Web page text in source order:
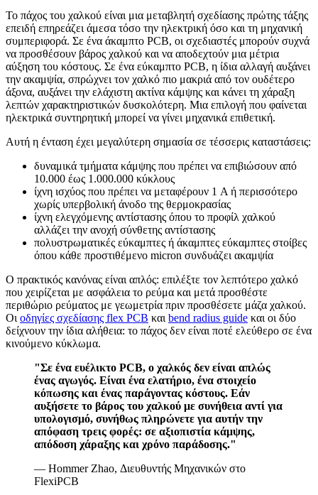
Το πάχος του χαλκού είναι μια μεταβλητή σχεδίασης πρώτης τάξης
επειδή επηρεάζει άμεσα τόσο την ηλεκτρική όσο και τη μηχανική
συμπεριφορά. Σε ένα άκαμπτο PCB, οι σχεδιαστές μπορούν συχνά
να προσθέσουν βάρος χαλκού και να αποδεχτούν μια μέτρια
αύξηση του κόστους. Σε ένα εύκαμπτο PCB, η ίδια αλλαγή αυξάνει
την ακαμψία, σπρώχνει τον χαλκό πιο μακριά από τον ουδέτερο
άξονα, αυξάνει την ελάχιστη ακτίνα κάμψης και κάνει τη χάραξη
λεπτών χαρακτηριστικών δυσκολότερη. Μια επιλογή που φαίνεται
ηλεκτρικά συντηρητική μπορεί να γίνει μηχανικά επιθετική.
Αυτή η ένταση έχει μεγαλύτερη σημασία σε τέσσερις καταστάσεις:
δυναμικά τμήματα κάμψης που πρέπει να επιβιώσουν από
10.000 έως 1.000.000 κύκλους
ίχνη ισχύος που πρέπει να μεταφέρουν 1 A ή περισσότερο
χωρίς υπερβολική άνοδο της θερμοκρασίας
ίχνη ελεγχόμενης αντίστασης όπου το προφίλ χαλκού
αλλάζει την ανοχή σύνθετης αντίστασης
πολυστρωματικές εύκαμπτες ή άκαμπτες εύκαμπτες στοίβες
όπου κάθε προστιθέμενο micron συνδυάζει ακαμψία
Ο πρακτικός κανόνας είναι απλός: επιλέξτε τον λεπτότερο χαλκό
που χειρίζεται με ασφάλεια το ρεύμα και μετά προσθέστε
περιθώριο ρεύματος με γεωμετρία πριν προσθέσετε μάζα χαλκού.
Οι οδηγίες σχεδίασης flex PCB και bend radius guide και οι δύο
δείχνουν την ίδια αλήθεια: το πάχος δεν είναι ποτέ ελεύθερο σε ένα
κινούμενο κύκλωμα.
"Σε ένα ευέλικτο PCB, ο χαλκός δεν είναι απλώς
ένας αγωγός. Είναι ένα ελατήριο, ένα στοιχείο
κόπωσης και ένας παράγοντας κόστους. Εάν
αυξήσετε το βάρος του χαλκού με συνήθεια αντί για
υπολογισμό, συνήθως πληρώνετε για αυτήν την
απόφαση τρεις φορές: σε αξιοπιστία κάμψης,
απόδοση χάραξης και χρόνο παράδοσης."
— Hommer Zhao, Διευθυντής Μηχανικών στο
FlexiPCB